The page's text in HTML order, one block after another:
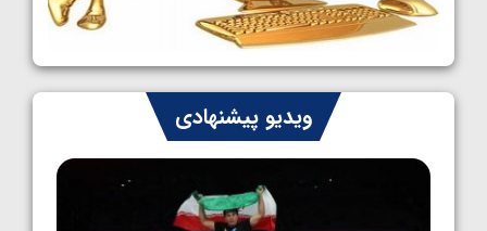
کشتی فرنگی نوجوانان جهان؛ سکوی تیمی
سوم برای ایران
1405/05/07
ایران چشم به راه چهار مدال در پنج وزن دوم
کشتی فرنگی نوجوانان جهان
1405/05/06
ویدیو پیشنهادی